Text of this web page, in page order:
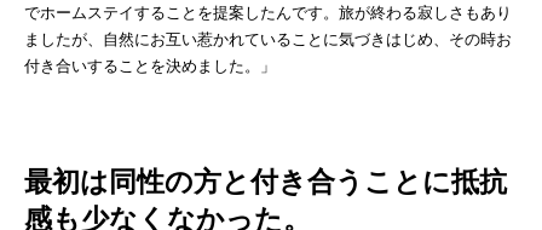
でホームステイすることを提案したんです。旅が終わる寂しさもあり
ましたが、自然にお互い惹かれていることに気づきはじめ、その時お
付き合いすることを決めました。」
最初は同性の方と付き合うことに抵抗
感も少なくなかった。